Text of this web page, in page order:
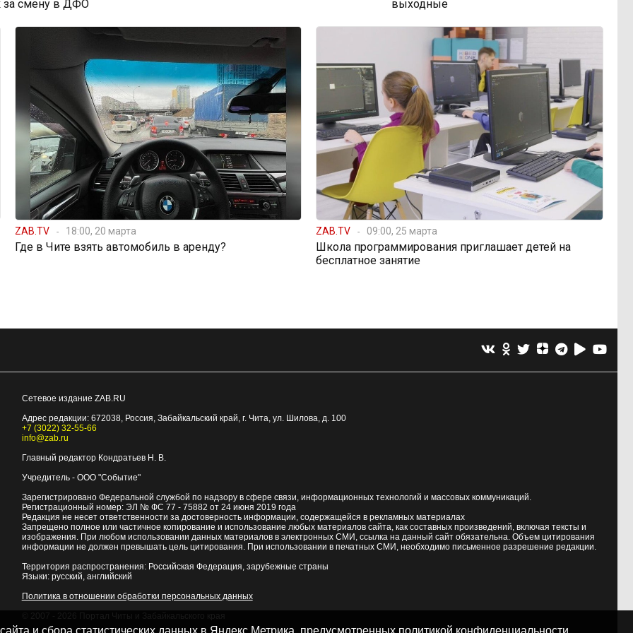
за смену в ДФО
выходные
ZAB.TV 18:00, 20 марта
Где в Чите взять автомобиль в аренду?
ZAB.TV 09:00, 25 марта
Школа программирования приглашает детей на
бесплатное занятие
Сетевое издание ZAB.RU
Адрес редакции: 672038, Россия, Забайкальский край, г. Чита, ул. Шилова, д. 100
+7 (3022) 32-55-66
info@zab.ru
Главный редактор Кондратьев Н. В.
Учредитель - ООО "Событие"
Зарегистрировано Федеральной службой по надзору в сфере связи, информационных технологий и массовых коммуникаций.
Регистрационный номер: ЭЛ № ФС 77 - 75882 от 24 июня 2019 года
Редакция не несет ответственности за достоверность информации, содержащейся в рекламных материалах
Запрещено полное или частичное копирование и использование любых материалов сайта, как составных произведений, включая тексты и
изображения. При любом использовании данных материалов в электронных СМИ, ссылка на данный сайт обязательна. Объем цитирования
информации не должен превышать цель цитирования. При использовании в печатных СМИ, необходимо письменное разрешение редакции.
Территория распространения: Российская Федерация, зарубежные страны
Языки: русский, английский
Политика в отношении обработки персональных данных
и сбора статистических данных в Яндекс.Метрика, предусмотренных политикой конфиденциальности